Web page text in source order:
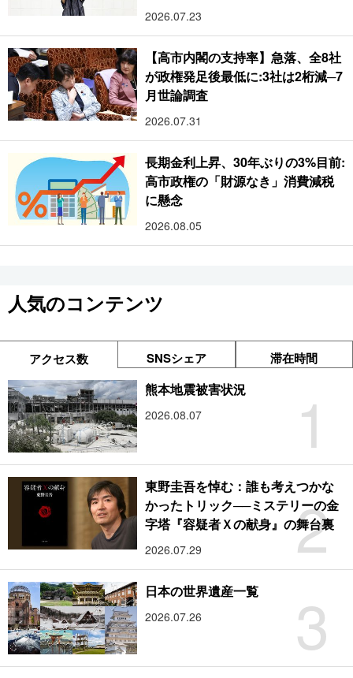
2026.07.23
【高市内閣の支持率】急落、全8社
が政権発足後最低に:3社は2桁減─7
月世論調査
2026.07.31
長期金利上昇、30年ぶりの3%目前:
高市政権の「財源なき」消費減税
に懸念
2026.08.05
人気のコンテンツ
アクセス数 SNSシェア 滞在時間
1
熊本地震被害状況
2026.08.07
2
東野圭吾を悼む：誰も考えつかな
かったトリック──ミステリーの金
字塔『容疑者Ｘの献身』の舞台裏
2026.07.29
3
日本の世界遺産一覧
2026.07.26